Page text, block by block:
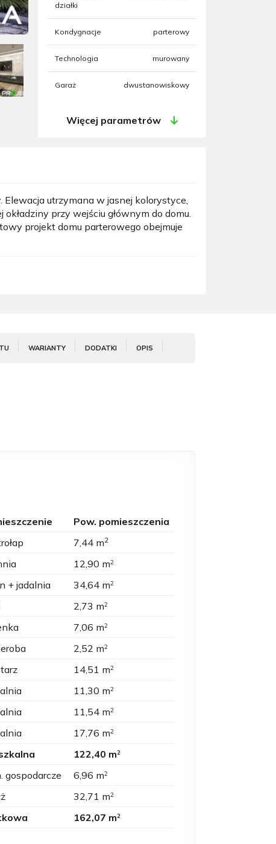
utrzymana w jasnej kolorystyce,
przy wejściu głównym do domu.
projekt domu parterowego obejmuje
działki
Kondygnacje parterowy
Technologia murowany
Garaż dwustanowiskowy
Więcej parametrów
WARIANTY DODATKI OPIS
Pow. pomieszczenia
7,44 m2
12,90 m2
+ jadalnia 34,64 m2
2,73 m2
7,06 m2
2,52 m2
14,51 m2
11,30 m2
11,54 m2
17,76 m2
122,40 m2
gospodarcze 6,96 m2
32,71 m2
162,07 m2